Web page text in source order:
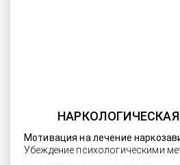
Мотивация на лечение
Убеждение психологическими